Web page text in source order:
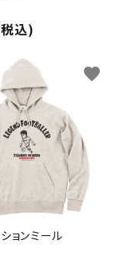
込)
ョンミール
favorite